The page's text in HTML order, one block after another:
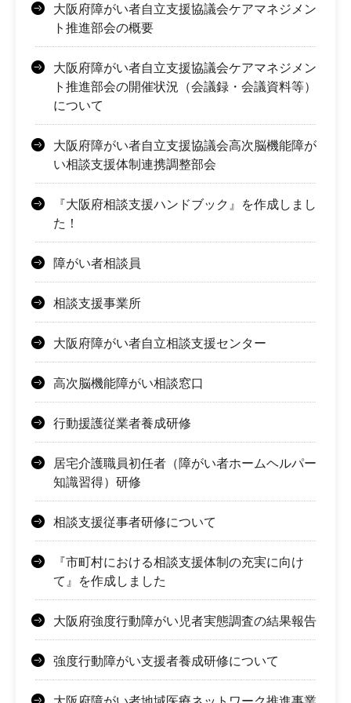
大阪府障がい者自立支援協議会ケアマネジメン
ト推進部会の概要
大阪府障がい者自立支援協議会ケアマネジメン
ト推進部会の開催状況（会議録・会議資料等）
について
大阪府障がい者自立支援協議会高次脳機能障が
い相談支援体制連携調整部会
『大阪府相談支援ハンドブック』を作成しまし
た！
障がい者相談員
相談支援事業所
大阪府障がい者自立相談支援センター
高次脳機能障がい相談窓口
行動援護従業者養成研修
居宅介護職員初任者（障がい者ホームヘルパー
知識習得）研修
相談支援従事者研修について
『市町村における相談支援体制の充実に向け
て』を作成しました
大阪府強度行動障がい児者実態調査の結果報告
強度行動障がい支援者養成研修について